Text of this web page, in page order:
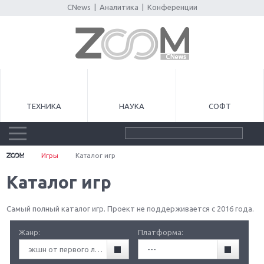
CNews Аналитика Конференции
ТЕХНИКА НАУКА СОФТ
Игры Каталог игр
Каталог игр
Самый полный каталог игр. Проект не поддерживается с 2016 года.
Жанр:
экшн от первого лица (FPA)
Платформа:
---